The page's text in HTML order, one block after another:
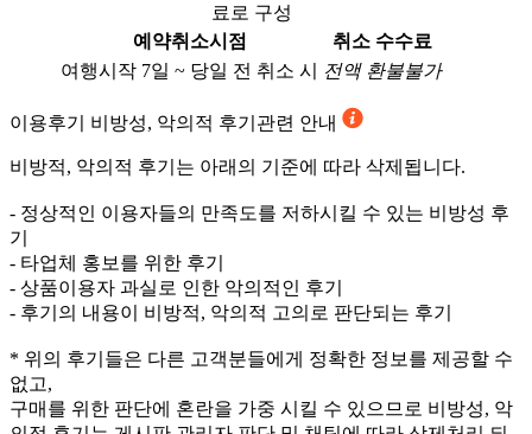
료로 구성
예약취소시점
취소 수수료
여행시작 7일 ~ 당일 전 취소 시
전액 환불불가
이용후기 비방성, 악의적 후기관련 안내
비방적, 악의적 후기는 아래의 기준에 따라 삭제됩니다.
- 정상적인 이용자들의 만족도를 저하시킬 수 있는 비방성 후
기
- 타업체 홍보를 위한 후기
- 상품이용자 과실로 인한 악의적인 후기
- 후기의 내용이 비방적, 악의적 고의로 판단되는 후기
* 위의 후기들은 다른 고객분들에게 정확한 정보를 제공할 수
없고,
구매를 위한 판단에 혼란을 가중 시킬 수 있으므로 비방성, 악